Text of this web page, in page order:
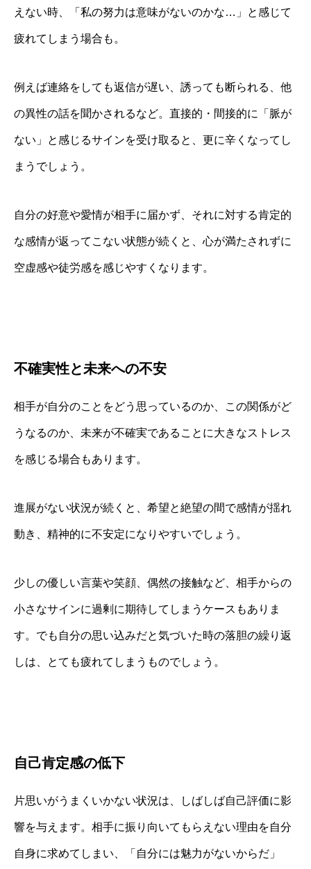
えない時、「私の努力は意味がないのかな…」と感じて
疲れてしまう場合も。
例えば連絡をしても返信が遅い、誘っても断られる、他
の異性の話を聞かされるなど。直接的・間接的に「脈が
ない」と感じるサインを受け取ると、更に辛くなってし
まうでしょう。
自分の好意や愛情が相手に届かず、それに対する肯定的
な感情が返ってこない状態が続くと、心が満たされずに
空虚感や徒労感を感じやすくなります。
不確実性と未来への不安
相手が自分のことをどう思っているのか、この関係がど
うなるのか、未来が不確実であることに大きなストレス
を感じる場合もあります。
進展がない状況が続くと、希望と絶望の間で感情が揺れ
動き、精神的に不安定になりやすいでしょう。
少しの優しい言葉や笑顔、偶然の接触など、相手からの
小さなサインに過剰に期待してしまうケースもありま
す。でも自分の思い込みだと気づいた時の落胆の繰り返
しは、とても疲れてしまうものでしょう。
自己肯定感の低下
片思いがうまくいかない状況は、しばしば自己評価に影
響を与えます。相手に振り向いてもらえない理由を自分
自身に求めてしまい、「自分には魅力がないからだ」